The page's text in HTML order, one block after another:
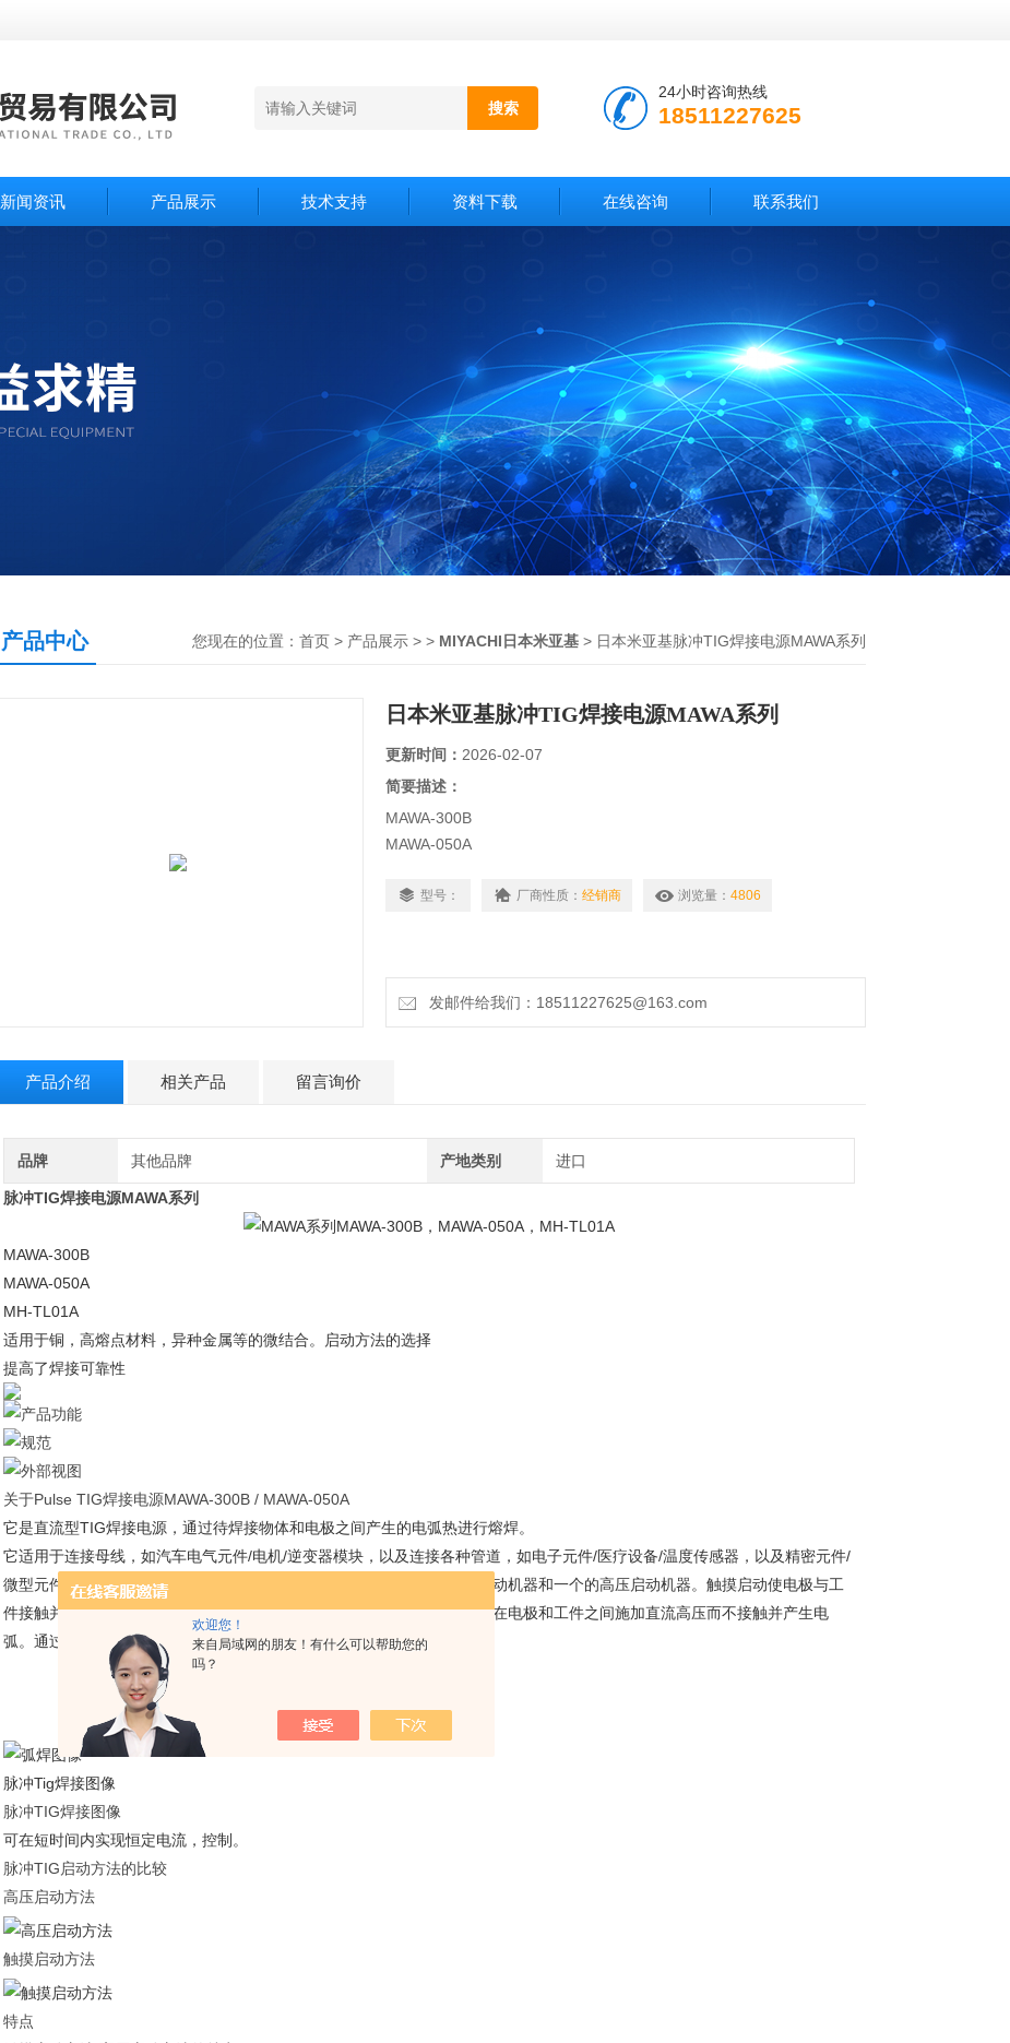
欢迎您！
来自局域网的朋友！有什么可以帮助您的
吗？
24小时咨询热线
18511227625
新闻资讯 产品展示 技术支持 资料下载 在线咨询 联系我们
产品中心 您现在的位置： 首页 > 产品展示 > > MIYACHI日本米亚基 > 日本米亚基脉冲TIG焊接电源MAWA系列
日本米亚基脉冲TIG焊接电源MAWA系列
更新时间： 2026-02-07
简要描述：
MAWA-300B
MAWA-050A
适用于铜，高熔点材料，异种金属等的微结合。启动方法的选择
型号： 厂商性质： 经销商 浏览量： 4806
发邮件给我们：18511227625@163.com
产品介绍 相关产品 留言询价
品牌 其他品牌 产地类别 进口
脉冲TIG焊接电源MAWA系列
MAWA-300B
MAWA-050A
MH-TL01A
适用于铜，高熔点材料，异种金属等的微结合。启动方法的选择
提高了焊接可靠性
关于Pulse TIG焊接电源MAWA-300B / MAWA-050A
它是直流型TIG焊接电源，通过待焊接物体和电极之间产生的电弧热进行熔焊。
它适用于连接母线，如汽车电气元件/电机/逆变器模块，以及连接各种管道，如电子元件/医疗设备/温度传感器，以及精密元件/
微型元件。作为产生电弧的方法，我们有两个型号的阵容，一个的触摸启动机器和一个的高压启动机器。触摸启动使电极与工
件接触并将其拉起，在电极和工件之间产生高磁场，产生电弧。高压启动在电极和工件之间施加直流高压而不接触并产生电
弧。通过选择与工件匹配的启动方法，可以提高焊接可靠性。
脉冲Tig焊接图像
脉冲TIG焊接图像
可在短时间内实现恒定电流，控制。
脉冲TIG启动方法的比较
高压启动方法
触摸启动方法
特点